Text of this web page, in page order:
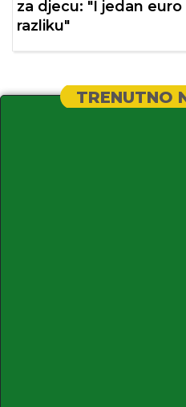
za djecu: "I jedan
razliku"
TRENUTNO